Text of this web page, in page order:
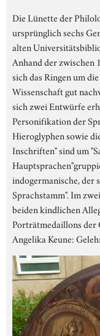
Die Lünette der
ursprünglich sechs
alten
Anhand der zwischen
sich das Ringen um
Wissenschaft gut
sich zwei Entwürfe
Personifikation der
Hieroglyphen sowie
Inschriften" sind um
indogermanische, der
Sprachstamm". Im
beiden kindlichen
Porträtmedaillons der
Angelika Keune: